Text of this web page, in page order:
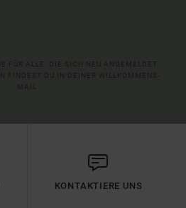
KONTAKTIERE UNS